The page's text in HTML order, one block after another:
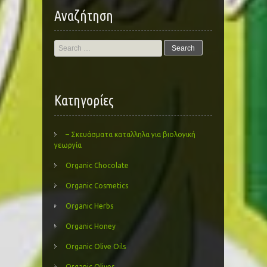
Αναζήτηση
Search
for:
Kατηγορίες
– Σκευάσματα καταλληλα για βιολογική
γεωργία
Organic Chocolate
Organic Cosmetics
Organic Herbs
Organic Honey
Organic Olive Oils